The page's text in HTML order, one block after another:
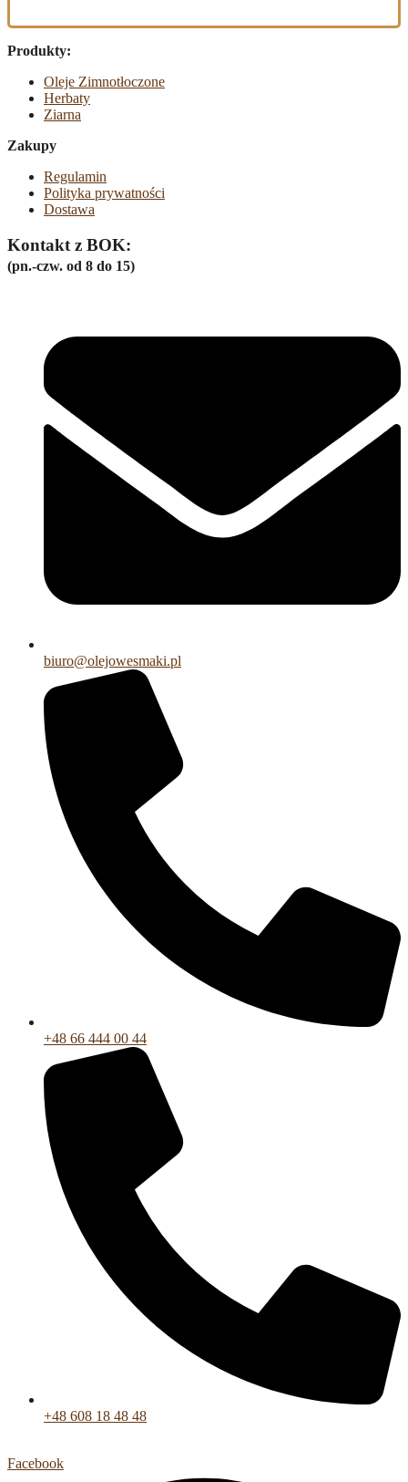
Produkty:
Oleje Zimnotłoczone
Herbaty
Ziarna
Zakupy
Regulamin
Polityka prywatności
Dostawa
Kontakt z BOK:
(pn.-czw. od 8 do 15)
biuro@olejowesmaki.pl
+48 66 444 00 44
+48 608 18 48 48
Facebook